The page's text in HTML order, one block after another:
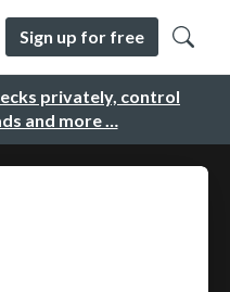
privately, control
and more …
Sign up for free